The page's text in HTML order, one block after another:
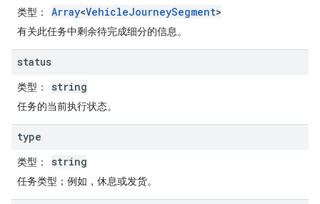
类型 ： Array<VehicleJourneySegment>
有关此任务中剩余待完成细分的信息。
status
类型 ： string
任务的当前执行状态。
type
类型 ： string
任务类型；例如，休息或发货。